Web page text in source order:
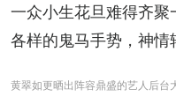
一众小生花旦难得齐
各样的鬼马手势，神情
黄翠如更晒出阵容鼎盛的艺人后台